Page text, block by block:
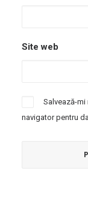
Site web
Salvează-
navigator pentru